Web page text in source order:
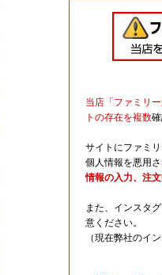
当店「ファミリ
トの存在を複数確
サイトにファミ
個人情報を悪用
情報の入力、注
また、インスタ
意ください。
（現在弊社のイ